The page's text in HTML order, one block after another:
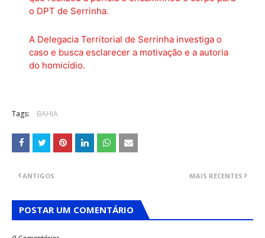
o DPT de Serrinha.
A Delegacia Territorial de Serrinha investiga o
caso e busca esclarecer a motivação e a autoria
do homicídio.
Tags: BAHIA
MAIS RECENTES
ANTIGOS
POSTAR UM COMENTÁRIO